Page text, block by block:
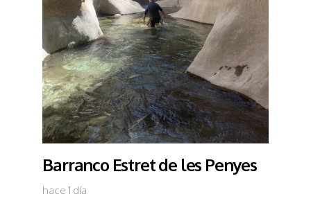
Barranco Estret de les Penyes
hace 1 día